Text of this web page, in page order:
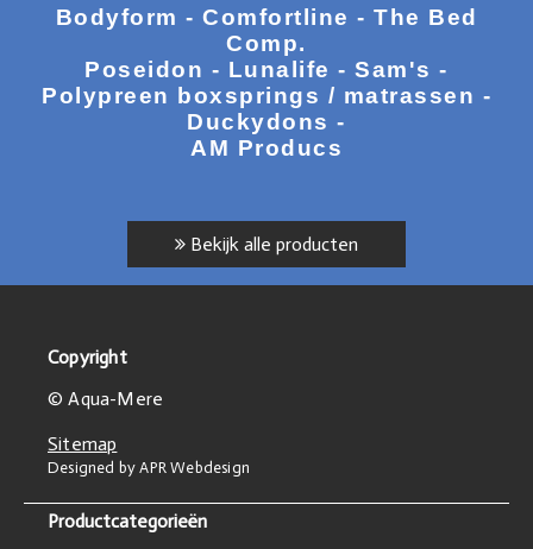
Bodyform - Comfortline - The Bed
Comp.
Poseidon - Lunalife - Sam's -
Polypreen boxsprings / matrassen -
Duckydons -
AM Producs
Bekijk alle producten
Copyright
© Aqua-Mere
Sitemap
Designed by APR Webdesign
Productcategorieën